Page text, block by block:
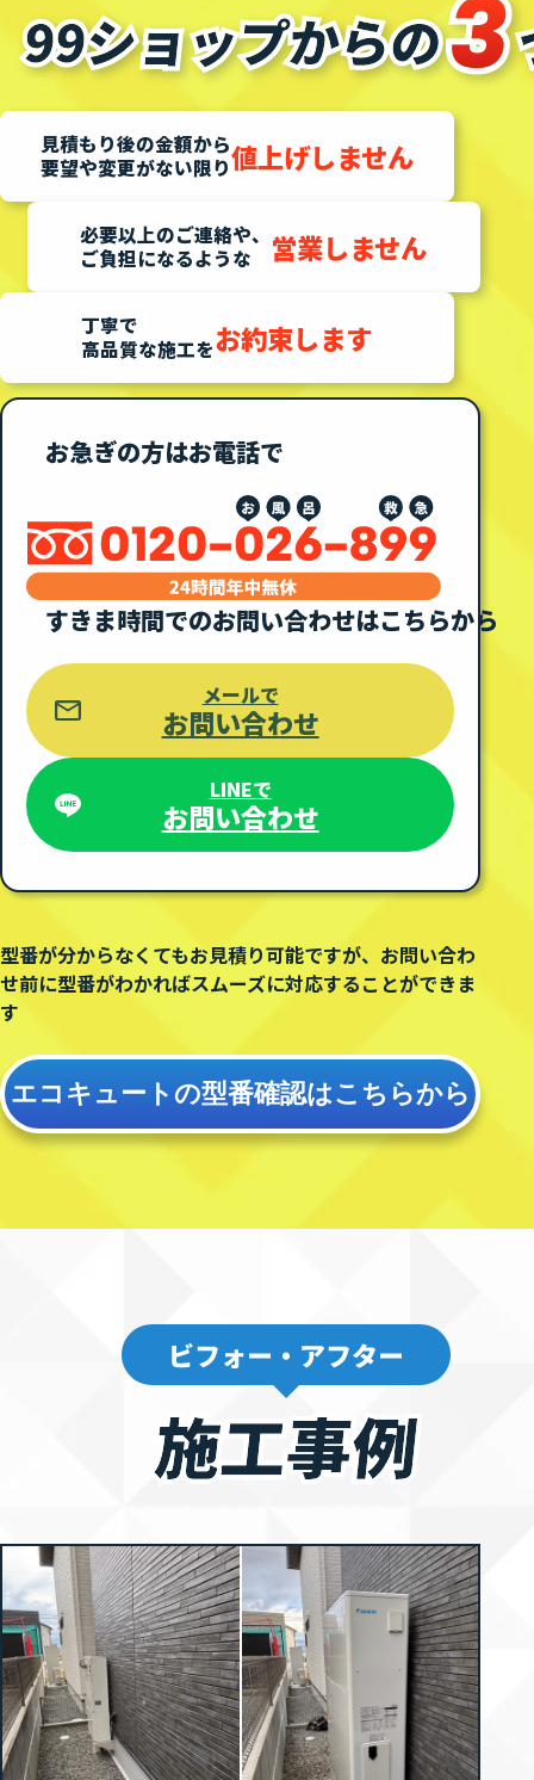
見積もり後の金額から
要望や変更がない限り値上げしません
必要以上のご連絡や、
ご負担になるような
営業しません
丁寧で
高品質な施工をお約束します
お急ぎの方はお電話で
すきま時間でのお問い合わせはこちらから
メールで
お問い合わせ
LINEで
お問い合わせ
型番が分からなくてもお見積り可能ですが、 お問い合わ
せ前に型番がわかればスムーズに対応することができま
す
エコキュートの型番確認はこちらから